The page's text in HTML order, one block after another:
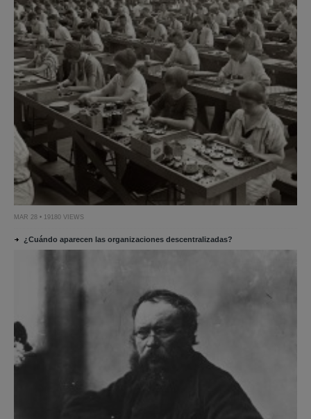
MAR 28 • 19180 VIEWS
¿Cuándo aparecen las organizaciones descentralizadas?